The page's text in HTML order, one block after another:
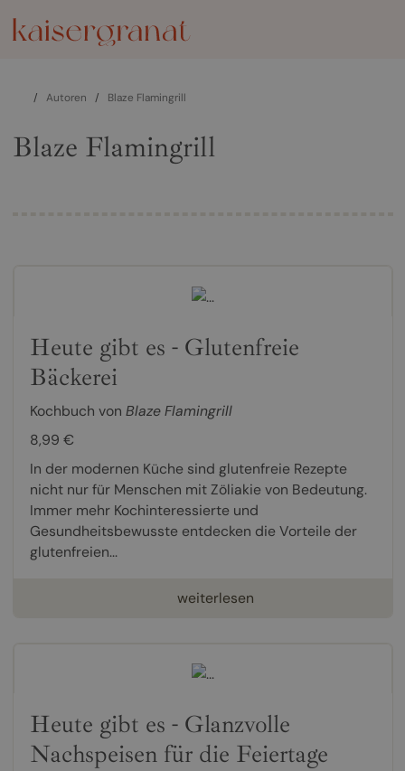
/ Autoren / Blaze Flamingrill
Blaze Flamingrill
Heute gibt es - Glutenfreie
Bäckerei
Kochbuch von Blaze Flamingrill
8,99 €
In der modernen Küche sind glutenfreie Rezepte
nicht nur für Menschen mit Zöliakie von Bedeutung.
Immer mehr Kochinteressierte und
Gesundheitsbewusste entdecken die Vorteile der
glutenfreien...
weiterlesen
Heute gibt es - Glanzvolle
Nachspeisen für die Feiertage